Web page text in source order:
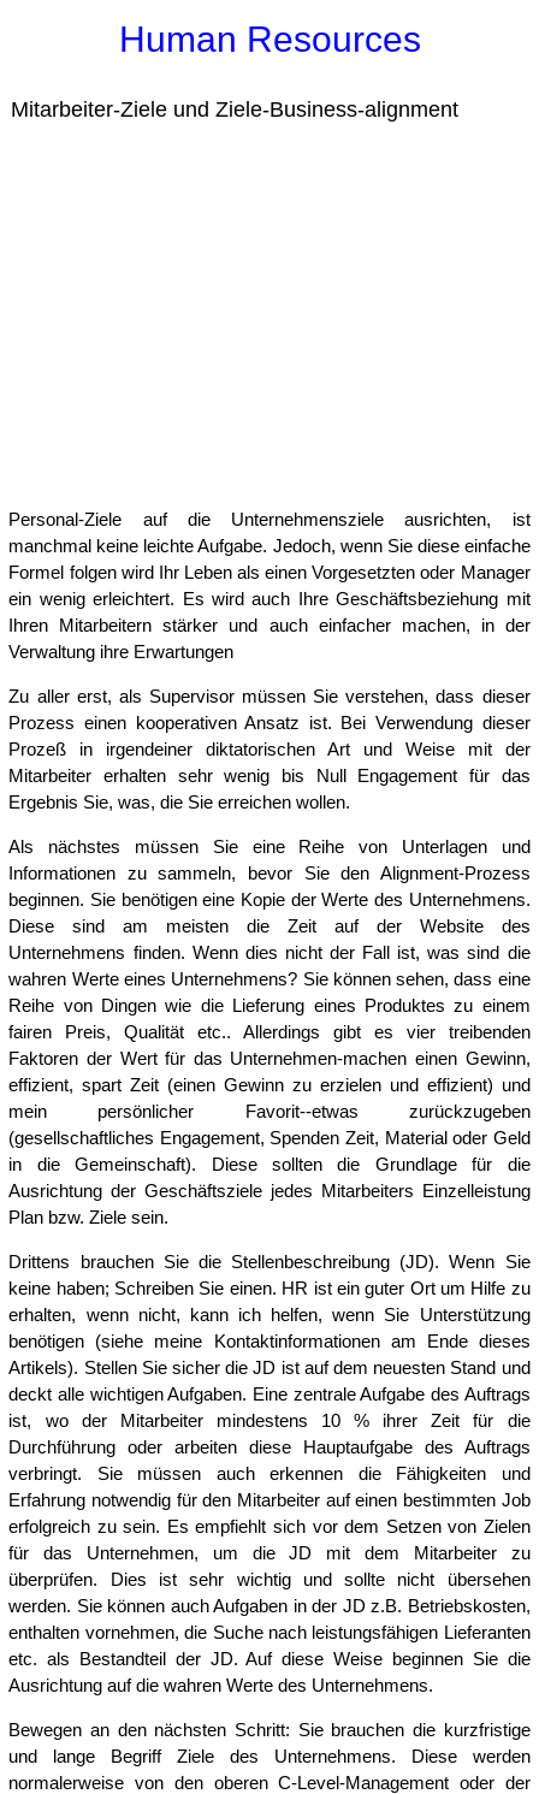
Human Resources
Mitarbeiter-Ziele und Ziele-Business-alignment
Personal-Ziele auf die Unternehmensziele ausrichten, ist
manchmal keine leichte Aufgabe. Jedoch, wenn Sie diese einfache
Formel folgen wird Ihr Leben als einen Vorgesetzten oder Manager
ein wenig erleichtert. Es wird auch Ihre Geschäftsbeziehung mit
Ihren Mitarbeitern stärker und auch einfacher machen, in der
Verwaltung ihre Erwartungen
Zu aller erst, als Supervisor müssen Sie verstehen, dass dieser
Prozess einen kooperativen Ansatz ist. Bei Verwendung dieser
Prozeß in irgendeiner diktatorischen Art und Weise mit der
Mitarbeiter erhalten sehr wenig bis Null Engagement für das
Ergebnis Sie, was, die Sie erreichen wollen.
Als nächstes müssen Sie eine Reihe von Unterlagen und
Informationen zu sammeln, bevor Sie den Alignment-Prozess
beginnen. Sie benötigen eine Kopie der Werte des Unternehmens.
Diese sind am meisten die Zeit auf der Website des
Unternehmens finden. Wenn dies nicht der Fall ist, was sind die
wahren Werte eines Unternehmens? Sie können sehen, dass eine
Reihe von Dingen wie die Lieferung eines Produktes zu einem
fairen Preis, Qualität etc.. Allerdings gibt es vier treibenden
Faktoren der Wert für das Unternehmen-machen einen Gewinn,
effizient, spart Zeit (einen Gewinn zu erzielen und effizient) und
mein persönlicher Favorit--etwas zurückzugeben
(gesellschaftliches Engagement, Spenden Zeit, Material oder Geld
in die Gemeinschaft). Diese sollten die Grundlage für die
Ausrichtung der Geschäftsziele jedes Mitarbeiters Einzelleistung
Plan bzw. Ziele sein.
Drittens brauchen Sie die Stellenbeschreibung (JD). Wenn Sie
keine haben; Schreiben Sie einen. HR ist ein guter Ort um Hilfe zu
erhalten, wenn nicht, kann ich helfen, wenn Sie Unterstützung
benötigen (siehe meine Kontaktinformationen am Ende dieses
Artikels). Stellen Sie sicher die JD ist auf dem neuesten Stand und
deckt alle wichtigen Aufgaben. Eine zentrale Aufgabe des Auftrags
ist, wo der Mitarbeiter mindestens 10 % ihrer Zeit für die
Durchführung oder arbeiten diese Hauptaufgabe des Auftrags
verbringt. Sie müssen auch erkennen die Fähigkeiten und
Erfahrung notwendig für den Mitarbeiter auf einen bestimmten Job
erfolgreich zu sein. Es empfiehlt sich vor dem Setzen von Zielen
für das Unternehmen, um die JD mit dem Mitarbeiter zu
überprüfen. Dies ist sehr wichtig und sollte nicht übersehen
werden. Sie können auch Aufgaben in der JD z.B. Betriebskosten,
enthalten vornehmen, die Suche nach leistungsfähigen Lieferanten
etc. als Bestandteil der JD. Auf diese Weise beginnen Sie die
Ausrichtung auf die wahren Werte des Unternehmens.
Bewegen an den nächsten Schritt: Sie brauchen die kurzfristige
und lange Begriff Ziele des Unternehmens. Diese werden
normalerweise von den oberen C-Level-Management oder der